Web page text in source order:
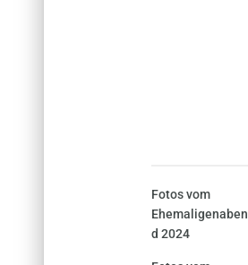
Fotos vom
Ehemaligenaben
d 2024